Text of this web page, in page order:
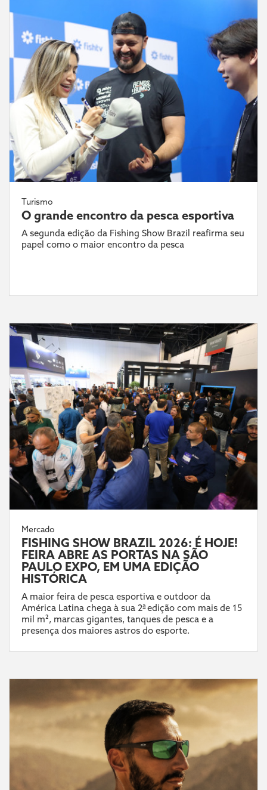
Turismo
O grande encontro da pesca esportiva
A segunda edição da Fishing Show Brazil reafirma seu
papel como o maior encontro da pesca
Mercado
FISHING SHOW BRAZIL 2026: É HOJE!
FEIRA ABRE AS PORTAS NA SÃO
PAULO EXPO, EM UMA EDIÇÃO
HISTÓRICA
A maior feira de pesca esportiva e outdoor da
América Latina chega à sua 2ª edição com mais de 15
mil m², marcas gigantes, tanques de pesca e a
presença dos maiores astros do esporte.